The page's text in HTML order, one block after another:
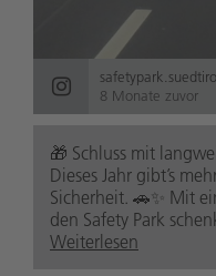
8 Monate zuvor
🎁 Schluss mit
Dieses Jahr gibt’s
Sicherheit. 🚗✨ Mit
den Safety Park
Weiterlesen